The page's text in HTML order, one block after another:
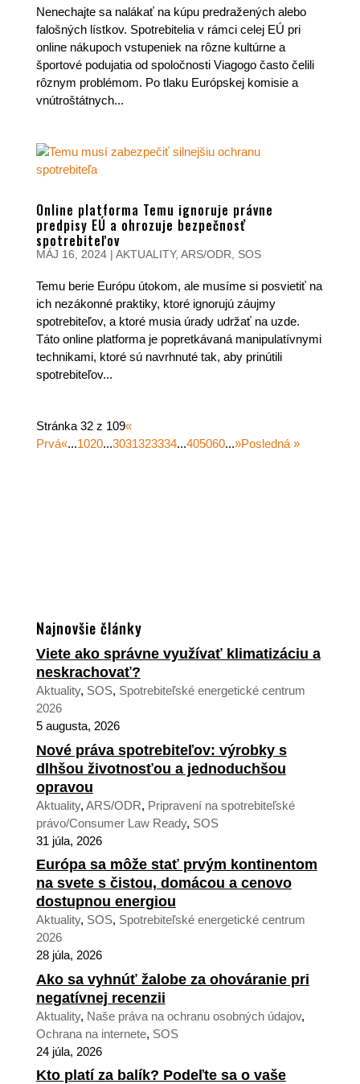
Nenechajte sa nalákať na kúpu predražených alebo
falošných lístkov. Spotrebitelia v rámci celej EÚ pri
online nákupoch vstupeniek na rôzne kultúrne a
športové podujatia od spoločnosti Viagogo často čelili
rôznym problémom. Po tlaku Európskej komisie a
vnútroštátnych...
Online platforma Temu ignoruje právne
predpisy EÚ a ohrozuje bezpečnosť
spotrebiteľov
MÁJ 16, 2024| AKTUALITY, ARS/ODR SOS
Temu berie Európu útokom, ale musíme si posvietiť na
ich nezákonné praktiky, ktoré ignorujú záujmy
spotrebiteľov, a ktoré musia úrady udržať na uzde.
Táto online platforma je popretkávaná manipulatívnymi
technikami, ktoré sú navrhnuté tak, aby prinútili
spotrebiteľov...
Stránka 32 z 109«
Prvá«...1020...3031323334...405060...»Posledná »
Najnovšie články
Viete ako správne využívať klimatizáciu a
neskrachovať?
Aktuality, SOS, Spotrebiteľské energetické centrum
2026
5 augusta, 2026
Nové práva spotrebiteľov: výrobky s
dlhšou životnosťou a jednoduchšou
opravou
Aktuality, ARS/ODR, Pripravení na spotrebiteľské
právo/Consumer Law Ready, SOS
31 júla, 2026
Európa sa môže stať prvým kontinentom
na svete s čistou, domácou a cenovo
dostupnou energiou
Aktuality, SOS, Spotrebiteľské energetické centrum
2026
28 júla, 2026
Ako sa vyhnúť žalobe za ohováranie pri
negatívnej recenzii
Aktuality, Naše práva na ochranu osobných údajov,
Ochrana na internete, SOS
24 júla, 2026
Kto platí za balík? Podeľte sa o vaše